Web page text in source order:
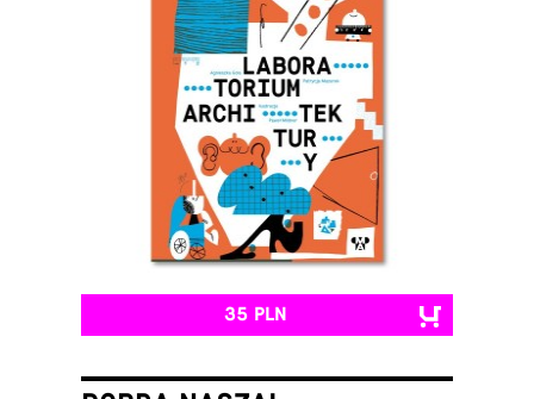
35 PLN